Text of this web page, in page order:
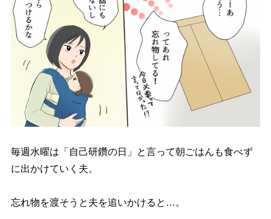
毎週水曜は「自己研鑽の日」と言って朝ごはんも食べず
に出かけていく夫。
忘れ物を渡そうと夫を追いかけると…。